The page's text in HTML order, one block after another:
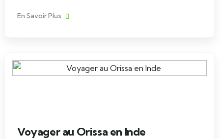
En Savoir Plus
Voyager au Orissa en Inde